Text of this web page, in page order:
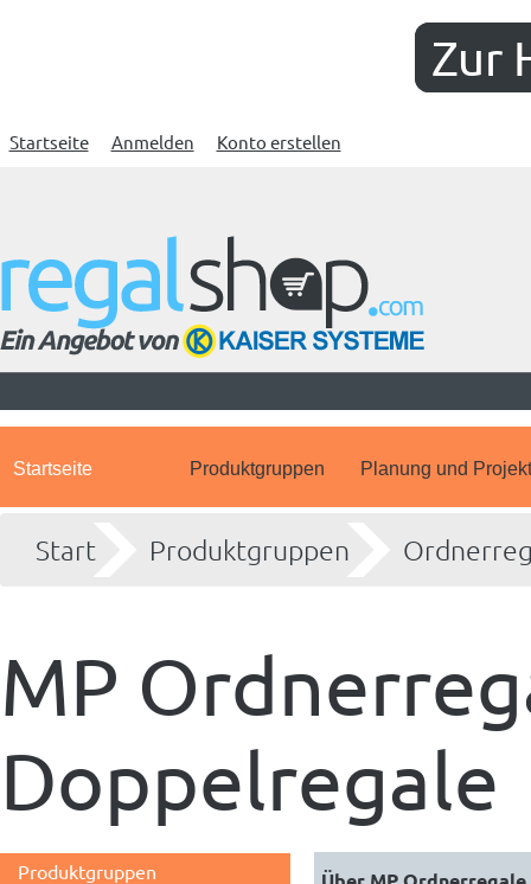
Zur
Startseite Anmelden Konto erstellen
Startseite Produktgruppen Planung und
Start Produktgruppen
MP
Doppelregale
Produktgruppen